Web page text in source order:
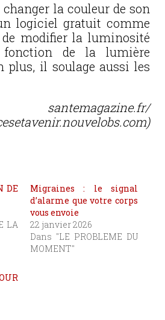
la couleur de son
logiciel gratuit comme
modifier la luminosité
fonction de la lumière
plus, il soulage aussi les
DE
LA
Migraines : le signal
d’alarme que votre corps
vous envoie
22 janvier 2026
Dans "LE PROBLEME DU
MOMENT"